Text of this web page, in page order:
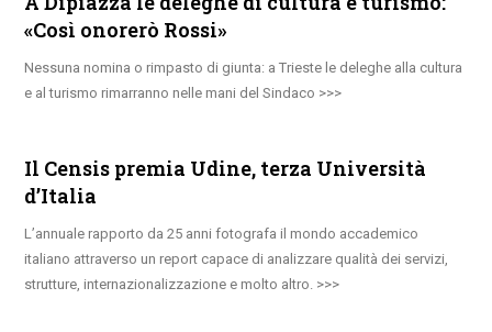
«Così onorerò Rossi»
Nessuna nomina o rimpasto di giunta: a Trieste le deleghe alla cultura
e al turismo rimarranno nelle mani del Sindaco
Il Censis premia Udine, terza Università
d’Italia
L’annuale rapporto da 25 anni fotografa il mondo accademico
italiano attraverso un report capace di analizzare qualità dei servizi,
strutture, internazionalizzazione e molto altro.